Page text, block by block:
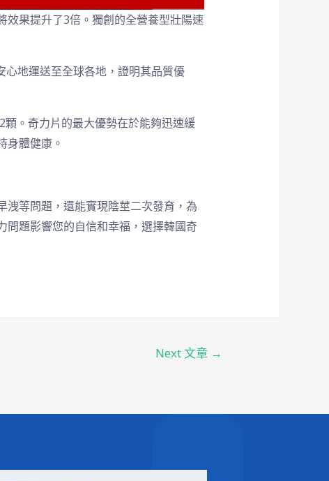
果提升了3倍。獨創的全營養型壯陽速
地運送至全球各地，證明其品質優
。奇力片的最大優勢在於能夠迅速緩
身體健康。
洩等問題，還能實現陰莖二次發育，為
問題影響您的自信和幸福，選擇韓國奇
Next 文章 →